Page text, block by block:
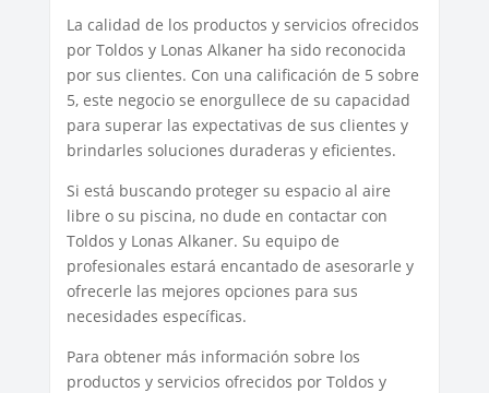
La calidad de los productos y servicios ofrecidos
por Toldos y Lonas Alkaner ha sido reconocida
por sus clientes. Con una calificación de 5 sobre
5, este negocio se enorgullece de su capacidad
para superar las expectativas de sus clientes y
brindarles soluciones duraderas y eficientes.
Si está buscando proteger su espacio al aire
libre o su piscina, no dude en contactar con
Toldos y Lonas Alkaner. Su equipo de
profesionales estará encantado de asesorarle y
ofrecerle las mejores opciones para sus
necesidades específicas.
Para obtener más información sobre los
productos y servicios ofrecidos por Toldos y